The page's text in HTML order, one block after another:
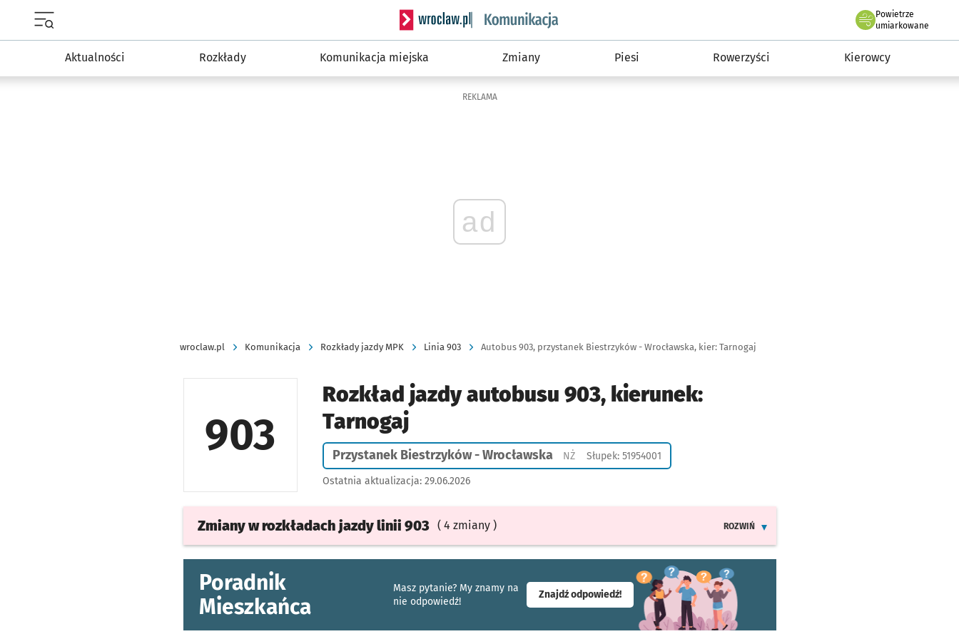
Serwis informacyjny wroclaw.pl podserwis: Komunikacja
Powietrze
we Wrocławiu
umiarkowane
Aktualności Rozkłady Komunikacja miejska Zmiany Piesi Rowerzyści Kierowcy
REKLAMA
ad
wroclaw.pl Komunikacja Rozkłady jazdy MPK Linia 903 Autobus 903, przystanek Biestrzyków - Wrocławska, kier: Tarnogaj
903
Rozkład jazdy autobusu 903, kierunek:
Tarnogaj
Przystanek Biestrzyków - Wrocławska NŻPrzystanek na życzenie
Słupek: 51954001
Ostatnia aktualizacja: 29.06.2026
Zmiany w rozkładach jazdylinii 903 ( 4 zmiany )
ROZWIŃ
Poradnik
Mieszkańca
Masz pytanie? My znamy na
nie odpowiedź!
Znajdź odpowiedź!- otworzy się w nowej karcie